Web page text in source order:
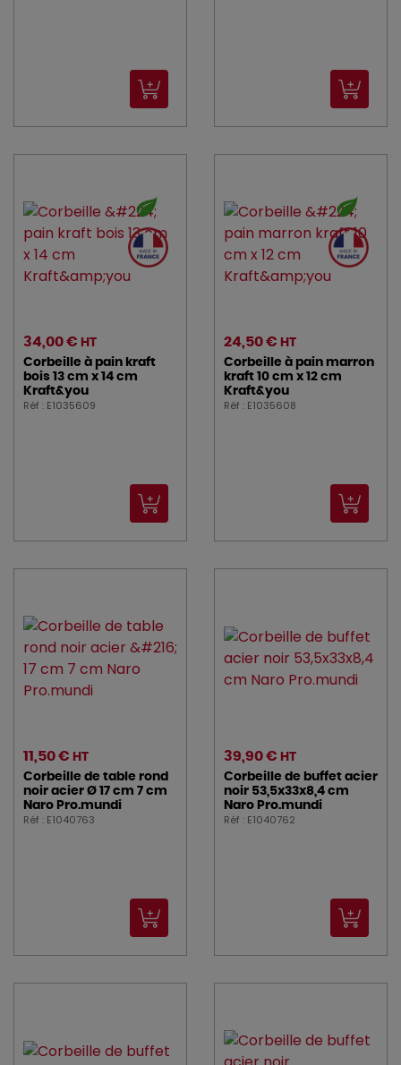
34,00 € HT
Corbeille à pain kraft
bois 13 cm x 14 cm
Kraft&you
Réf : E1035609
24,50 € HT
Corbeille à pain marron
kraft 10 cm x 12 cm
Kraft&you
Réf : E1035608
11,50 € HT
Corbeille de table rond
noir acier Ø 17 cm 7 cm
Naro Pro.mundi
Réf : E1040763
39,90 € HT
Corbeille de buffet acier
noir 53,5x33x8,4 cm
Naro Pro.mundi
Réf : E1040762